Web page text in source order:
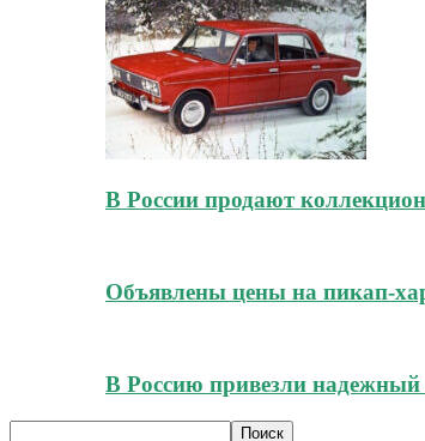
В России продают
Объявлены цены на пикап-
В Россию привезли надежный